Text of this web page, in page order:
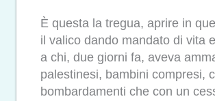
È questa la tregua, aprire in
il valico dando mandato di vita
a chi, due giorni fa, aveva
palestinesi, bambini compresi,
bombardamenti che con un